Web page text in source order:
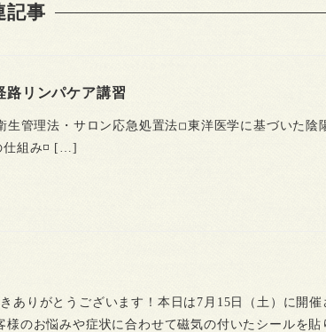
記事
路リンパケア講習
管理法・サロン応急処置法◽︎東洋医学に基づいた陰
仕組み◽ […]
ありがとうございます！本日は7月15日（土）に開
様のお悩みや症状に合わせて磁気の付いたシールを貼